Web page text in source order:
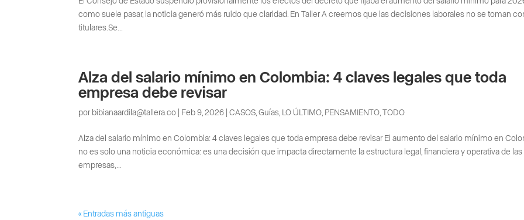
como suele pasar, la noticia generó más ruido que claridad. En Taller A creemos que las decisiones laborales no se toman
titulares.Se...
Alza del salario mínimo en Colombia: 4 claves legales que toda
empresa debe revisar
por bibianaardila@tallera.co Feb 9, 2026 |CASOS ,Guías LO ÚLTIMO PENSAMIENTO ,TODO
Alza del salario mínimo en Colombia: 4 claves legales que toda empresa debe revisar El aumento del salario mínimo en
no es solo una noticia económica: es una decisión que impacta directamente la estructura legal, financiera y operativa de las
empresas,...
« Entradas más antiguas